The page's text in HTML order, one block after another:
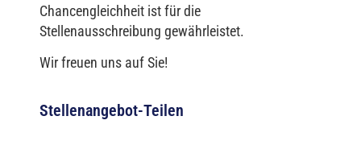
Chancengleichheit ist für die
Stellenausschreibung gewährleistet.
Wir freuen uns auf Sie!
Stellenangebot-Teilen